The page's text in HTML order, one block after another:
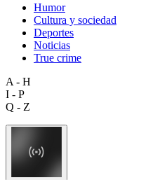
Humor
Cultura y sociedad
Deportes
Noticias
True crime
A - H
I - P
Q - Z